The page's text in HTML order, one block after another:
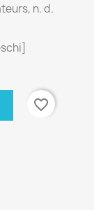
n. d.
favorite_border